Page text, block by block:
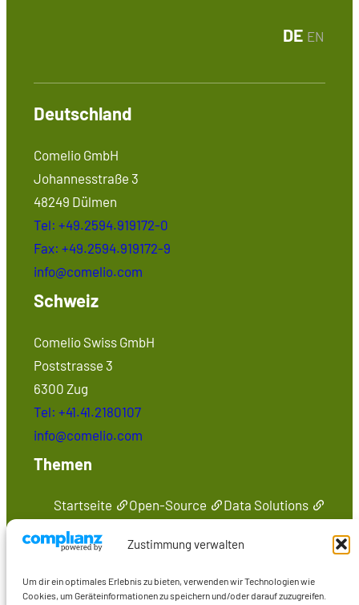
Zustimmung verwalten
Um dir ein optimales Erlebnis zu bieten, verwenden wir Technologien wie
Cookies, um Geräteinformationen zu speichern und/oder darauf zuzugreifen.
DE EN
Deutschland
Comelio GmbH
Johannesstraße 3
48249 Dülmen
Tel: +49.2594.919172-0
Fax: +49.2594.919172-9
info@comelio.com
Schweiz
Comelio Swiss GmbH
Poststrasse 3
6300 Zug
Tel: +41.41.2180107
info@comelio.com
Themen
Startseite Open-Source
Data Solutions
Präsenzen im Web
Marcus Wiederstein